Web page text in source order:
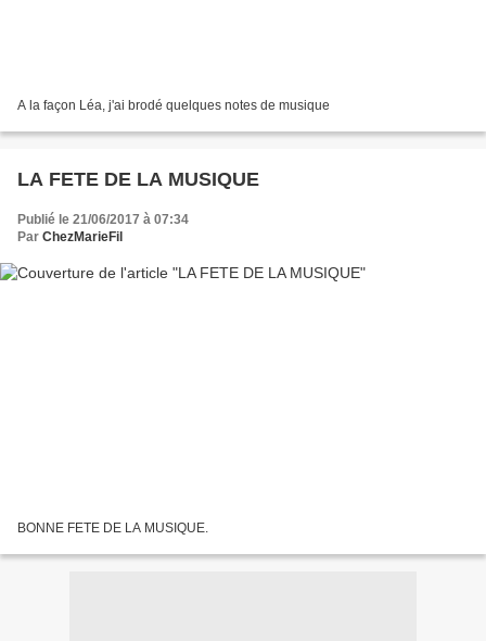
A la façon Léa, j'ai brodé quelques notes de musique
LA FETE DE LA MUSIQUE
Publié le 21/06/2017 à 07:34
Par ChezMarieFil
BONNE FETE DE LA MUSIQUE.